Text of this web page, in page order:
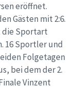
eröffnet.
Gästen mit 2:6.
die Sportart
16 Sportler und
Folgetagen
bei dem der 2.
Vinzent